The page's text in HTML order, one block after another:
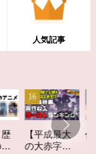
人気記事
【平成最大
の大赤字】
作家性
りかす